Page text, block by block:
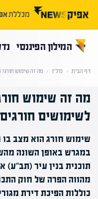
המילון הפיננסי
דף הבית ‹ נדל"ן ‹ מה זה שימוש חורג?
מה זה שימוש
לשימושים חורגים
שימוש חורג הוא מצב
במגרש באופן השונה
תוכנית בנין עיר (תב"ע)
מהווה הפרה של חוק
כוללות הפיכת דירת